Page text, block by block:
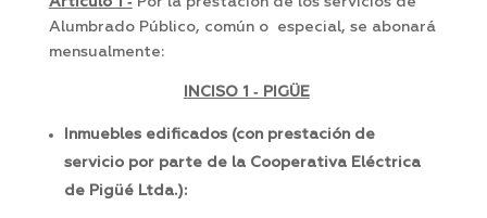
Alumbrado Público, común o especial, se abonará
mensualmente:
INCISO 1 ‑ PIGÜE
Inmuebles edificados (con prestación de
servicio por parte de la Cooperativa Eléctrica
de Pigüé Ltda.):